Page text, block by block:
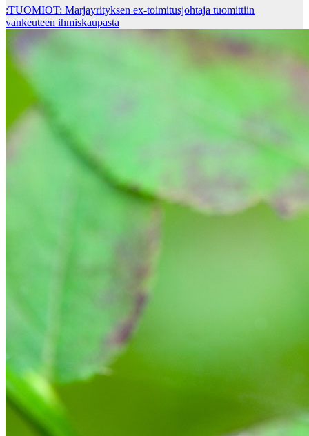
:TUOMIOT: Marjayrityksen ex-toimitusjohtaja tuomittiin
vankeuteen ihmiskaupasta